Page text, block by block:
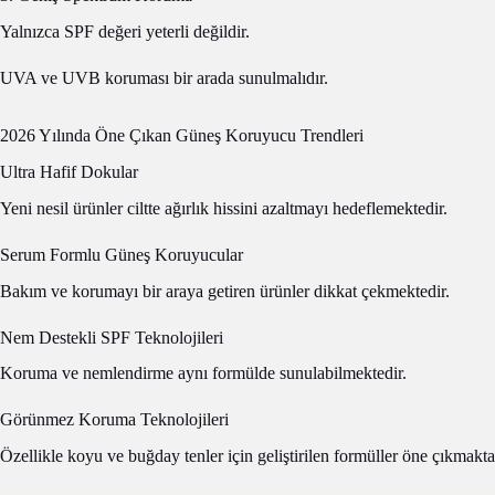
Yalnızca SPF değeri yeterli değildir.
UVA ve UVB koruması bir arada sunulmalıdır.
2026 Yılında Öne Çıkan Güneş Koruyucu Trendleri
Ultra Hafif Dokular
Yeni nesil ürünler ciltte ağırlık hissini azaltmayı hedeflemektedir.
Serum Formlu Güneş Koruyucular
Bakım ve korumayı bir araya getiren ürünler dikkat çekmektedir.
Nem Destekli SPF Teknolojileri
Koruma ve nemlendirme aynı formülde sunulabilmektedir.
Görünmez Koruma Teknolojileri
Özellikle koyu ve buğday tenler için geliştirilen formüller öne